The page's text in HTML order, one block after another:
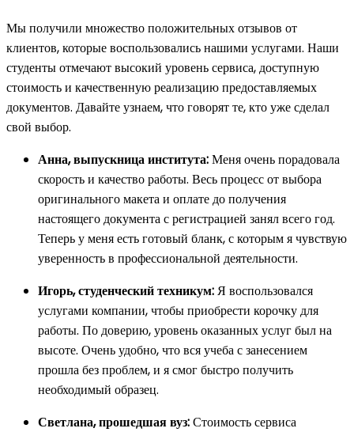
Мы получили множество положительных отзывов от
клиентов, которые воспользовались нашими услугами. Наши
студенты отмечают высокий уровень сервиса, доступную
стоимость и качественную реализацию предоставляемых
документов. Давайте узнаем, что говорят те, кто уже сделал
свой выбор.
Анна, выпускница института:Меня очень порадовала
скорость и качество работы. Весь процесс от выбора
оригинального макета и оплате до получения
настоящего документа с регистрацией занял всего год.
Теперь у меня есть готовый бланк, с которым я чувствую
уверенность в профессиональной деятельности.
Игорь, студенческий техникум:Я воспользовался
услугами компании, чтобы приобрести корочку для
работы. По доверию, уровень оказанных услуг был на
высоте. Очень удобно, что вся учеба с занесением
прошла без проблем, и я смог быстро получить
необходимый образец.
Светлана, прошедшая вуз:Стоимость сервиса